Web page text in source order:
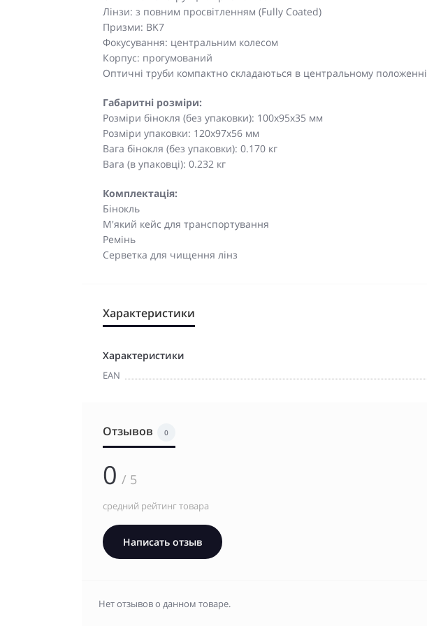
Лінзи: з повним просвітленням (Fully Coated)
Призми: BK7
Фокусування: центральним колесом
Корпус: прогумований
Оптичні труби компактно складаються в центральному положенні
Габаритні розміри:
Розміри бінокля (без упаковки): 100x95x35 мм
Розміри упаковки: 120х97х56 мм
Вага бінокля (без упаковки): 0.170 кг
Вага (в упаковці): 0.232 кг
Комплектація:
Бінокль
М'який кейс для транспортування
Ремінь
Серветка для чищення лінз
Характеристики
Характеристики
EAN
Отзывов 0
0 / 5
средний рейтинг товара
Написать отзыв
Нет отзывов о данном товаре.